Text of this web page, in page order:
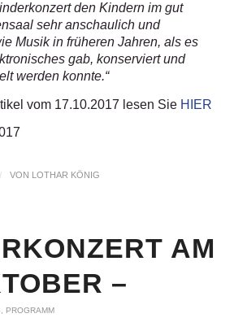
den Kindern im gut
sehr anschaulich und
Musik in früheren Jahren, als es
gab, konserviert und
werden konnte.“
vom 17.10.2017 lesen Sie HIER
/ VON LOTHAR KÖNIG
AM
–
PROGRAMM